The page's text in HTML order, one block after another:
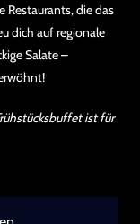
Restaurants, die das
dich auf regionale
Salate –
ist für